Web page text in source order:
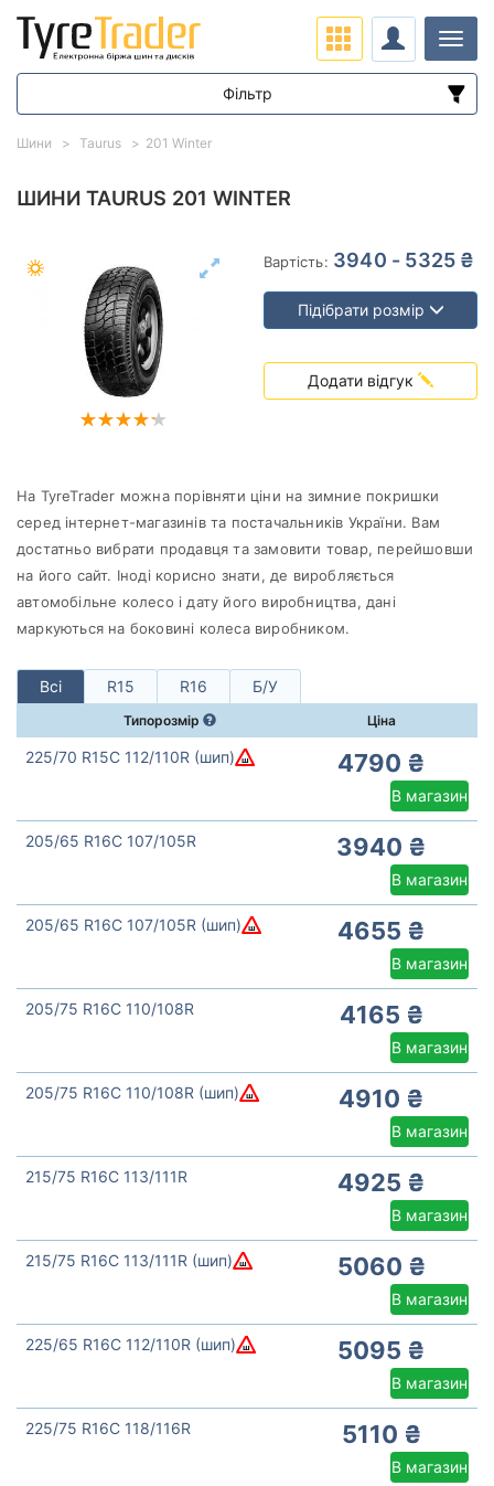
ШИНИ TAURUS 201 WINTER
Вартість: 3940 - 5325 ₴
Підібрати розмір
Додати відгук
На TyreTrader можна порівняти ціни на зимние покришки
серед інтернет-магазинів та постачальників України. Вам
достатньо вибрати продавця та замовити товар, перейшовши
на його сайт. Іноді корисно знати, де виробляється
автомобільне колесо і дату його виробництва, дані
маркуються на боковині колеса виробником.
Всі R15 R16 Б/У
Типорозмір Ціна
225/70 R15C 112/110R (шип) 4790 ₴
В магазин
205/65 R16C 107/105R 3940 ₴
В магазин
205/65 R16C 107/105R (шип) 4655 ₴
В магазин
205/75 R16C 110/108R 4165 ₴
В магазин
205/75 R16C 110/108R (шип) 4910 ₴
В магазин
215/75 R16C 113/111R 4925 ₴
В магазин
215/75 R16C 113/111R (шип) 5060 ₴
В магазин
225/65 R16C 112/110R (шип) 5095 ₴
В магазин
225/75 R16C 118/116R 5110 ₴
В магазин
Шини Taurus 201 Winter
Фільтр
Діапазон цін
Taurus
Всі бренди
Тип транспортного засобу
Підібрати